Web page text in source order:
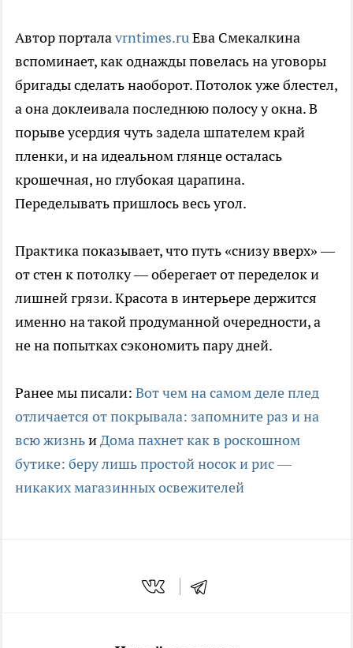
Автор порталаvrntimes.ruЕва Смекалкина
вспоминает, как однажды повелась на уговоры
бригады сделать наоборот. Потолок уже блестел,
а она доклеивала последнюю полосу у окна. В
порыве усердия чуть задела шпателем край
пленки, и на идеальном глянце осталась
крошечная, но глубокая царапина.
Переделывать пришлось весь угол.
Практика показывает, что путь «снизу вверх» —
от стен к потолку — оберегает от переделок и
лишней грязи. Красота в интерьере держится
именно на такой продуманной очередности, а
не на попытках сэкономить пару дней.
Ранее мы писали: Вот чем на самом деле плед
отличается от покрывала: запомните раз и на
всю жизньиДома пахнет как в роскошном
бутике: беру лишь простой носок и рис —
никаких магазинных освежителей